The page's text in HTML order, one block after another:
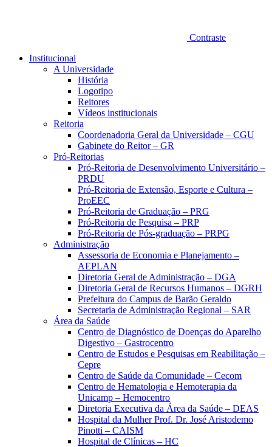
Contraste
Institucional
A Universidade
História
Logotipo
Reitores
Vídeos institucionais
Reitoria
Coordenadoria Geral da Universidade – CGU
Gabinete do Reitor – GR
Pró-Reitorias
Pró-Reitoria de Desenvolvimento Universitário –
PRDU
Pró-Reitoria de Extensão, Esporte e Cultura –
ProEEC
Pró-Reitoria de Graduação – PRG
Pró-Reitoria de Pesquisa – PRP
Pró-Reitoria de Pós-graduação – PRPG
Administração
Assessoria de Economia e Planejamento –
AEPLAN
Diretoria Geral de Administração – DGA
Diretoria Geral de Recursos Humanos – DGRH
Prefeitura do Campus de Barão Geraldo
Secretaria de Administração Regional – SAR
Área da Saúde
Centro de Diagnóstico de Doenças do Aparelho
Digestivo – Gastrocentro
Centro de Estudos e Pesquisas em Reabilitação –
Cepre
Centro de Saúde da Comunidade – Cecom
Centro de Hematologia e Hemoterapia da
Unicamp – Hemocentro
Diretoria Executiva da Área da Saúde – DEAS
Hospital da Mulher Prof. Dr. José Aristodemo
Pinotti – CAISM
Hospital de Clínicas – HC